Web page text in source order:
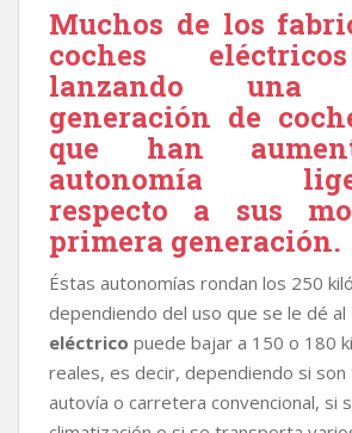
c
e
b
o
o
k
i
t
t
e
r
a
t
s
A
p
p
p
y
i
n
k
m
a
Muchos de los
coches
lanzando una
generación de
que han
autonomía
respecto a sus
primera generación.
Éstas autonomías rondan los 250
dependiendo del uso que se le dé al
eléctrico puede bajar a 150 o 180
reales, es decir, dependiendo si
autovía o carretera convencional, si